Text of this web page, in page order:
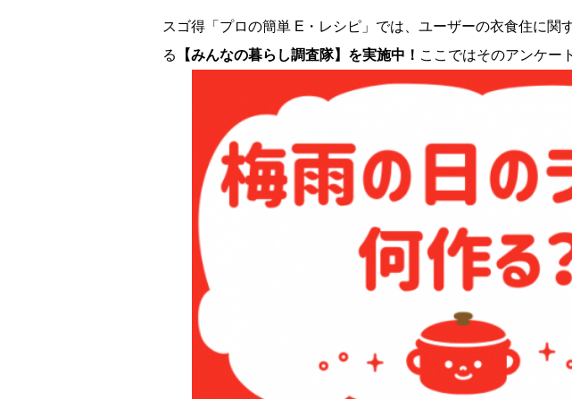
スゴ得「プロの簡単 E・レシピ」では、ユーザーの衣食住に関
る
【みんなの暮らし調査隊】を実施中！ ここではそのアンケー